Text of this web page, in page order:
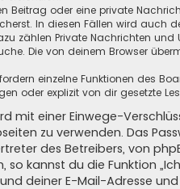
Beitrag oder eine private
In diesen Fällen wird auch
zählen Private Nachrichten und
Die von deinem Browser
einzelne Funktionen des
oder explizit von dir gesetzte
mit einer Einwege-
zu verwenden. Das
des Betreibers, von
so kannst du die Funktion
deiner E-Mail-Adresse